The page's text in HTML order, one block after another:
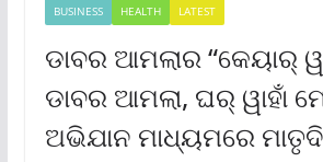
BUSINESS HEALTH LATEST
ଡାବର ଆମଲାର “କେୟାର୍
ଡାବର ଆମଲା, ଘର୍ ୱାହାଁ
ଅଭିଯାନ ମାଧ୍ୟମରେ